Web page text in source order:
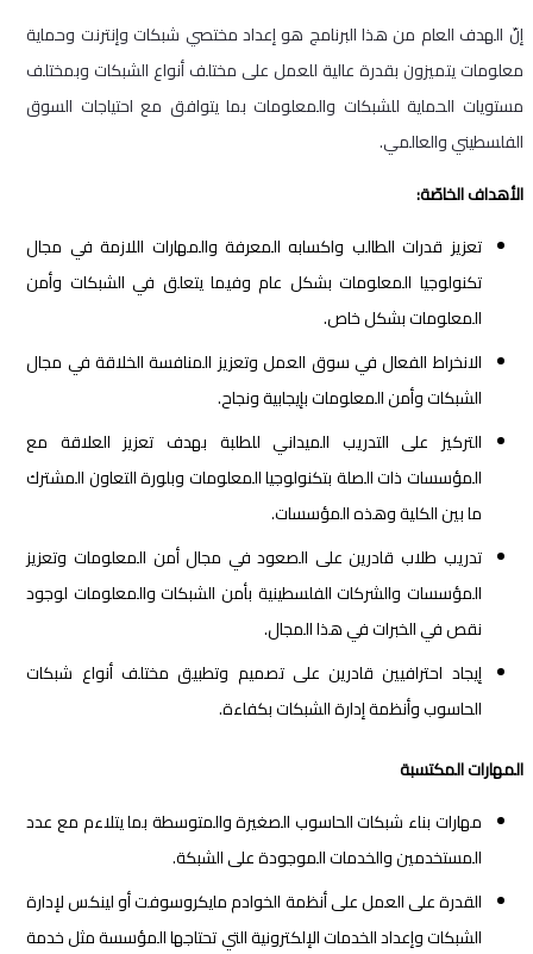
إنّ الهدف العام من هذا البرنامج هو إعداد مختصي شبكات وإنترنت وحماية
معلومات يتميزون بقدرة عالية للعمل على مختلف أنواع الشبكات وبمختلف
مستويات الحماية للشبكات والمعلومات بما يتوافق مع احتياجات السوق
الفلسطيني والعالمي.
الأهداف الخاصّة:
تعزيز قدرات الطالب واكسابه المعرفة والمهارات اللازمة في مجال
تكنولوجيا المعلومات بشكل عام وفيما يتعلق في الشبكات وأمن
المعلومات بشكل خاص.
الانخراط الفعال في سوق العمل وتعزيز المنافسة الخلاقة في مجال
الشبكات وأمن المعلومات بإيجابية ونجاح.
التركيز على التدريب الميداني للطلبة بهدف تعزيز العلاقة مع
المؤسسات ذات الصلة بتكنولوجيا المعلومات وبلورة التعاون المشترك
ما بين الكلية وهذه المؤسسات.
تدريب طلاب قادرين على الصعود في مجال أمن المعلومات وتعزيز
المؤسسات والشركات الفلسطينية بأمن الشبكات والمعلومات لوجود
نقص في الخبرات في هذا المجال.
إيجاد احترافيين قادرين على تصميم وتطبيق مختلف أنواع شبكات
الحاسوب وأنظمة إدارة الشبكات بكفاءة.
المهارات المكتسبة
مهارات بناء شبكات الحاسوب الصغيرة والمتوسطة بما يتلاءم مع عدد
المستخدمين والخدمات الموجودة على الشبكة.
القدرة على العمل على أنظمة الخوادم مايكروسوفت أو لينكس لإدارة
الشبكات وإعداد الخدمات الإلكترونية التي تحتاجها المؤسسة مثل خدمة